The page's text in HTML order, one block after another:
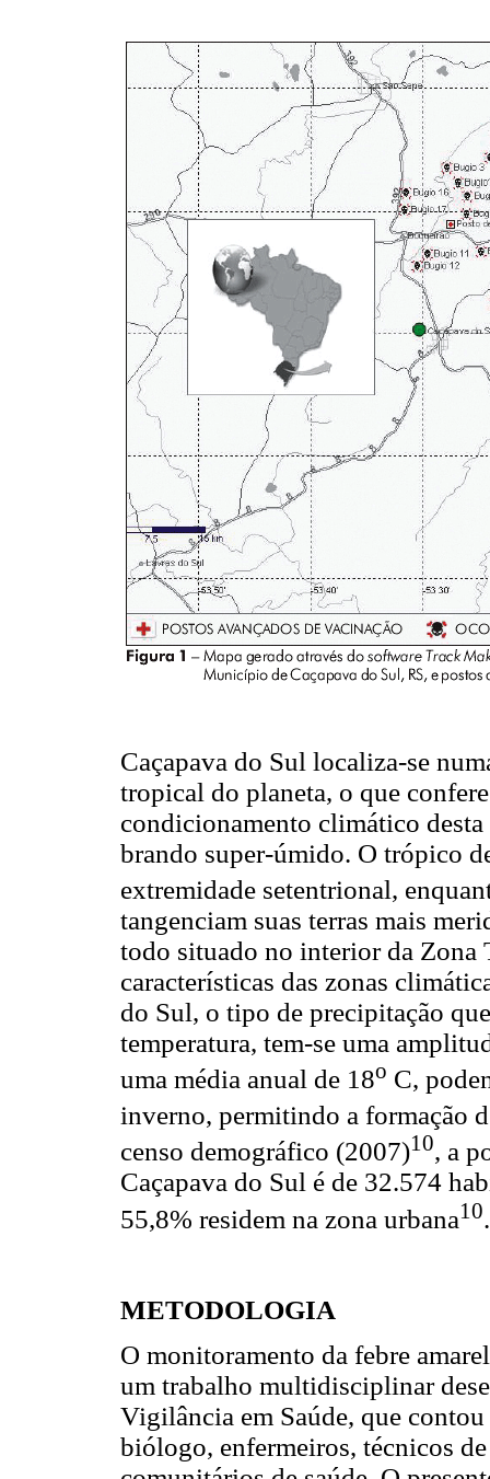
Caçapava do Sul localiza-se
tropical do planeta, o que
condicionamento climático
brando super-úmido. O trópico
extremidade setentrional,
tangenciam suas terras mais
todo situado no interior da Zona
características das zonas
do Sul, o tipo de precipitação
temperatura, tem-se uma
uma média anual de 18o C,
inverno, permitindo a formação
censo demográfico (2007)10, a
Caçapava do Sul é de 32.574
55,8% residem na zona urbana10.
METODOLOGIA
O monitoramento da febre
um trabalho multidisciplinar
Vigilância em Saúde, que
biólogo, enfermeiros, técnicos